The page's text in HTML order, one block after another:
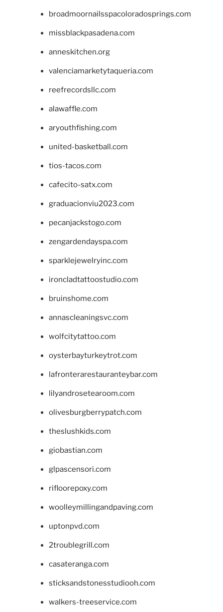
broadmoornailsspacoloradosprings.com
missblackpasadena.com
anneskitchen.org
valenciamarketytaqueria.com
reefrecordsllc.com
alawaffle.com
aryouthfishing.com
united-basketball.com
tios-tacos.com
cafecito-satx.com
graduacionviu2023.com
pecanjackstogo.com
zengardendayspa.com
sparklejewelryinc.com
ironcladtattoostudio.com
bruinshome.com
annascleaningsvc.com
wolfcitytattoo.com
oysterbayturkeytrot.com
lafronterarestauranteybar.com
lilyandrosetearoom.com
olivesburgberrypatch.com
theslushkids.com
giobastian.com
glpascensori.com
rifloorepoxy.com
woolleymillingandpaving.com
uptonpvd.com
2troublegrill.com
casateranga.com
sticksandstonesstudiooh.com
walkers-treeservice.com